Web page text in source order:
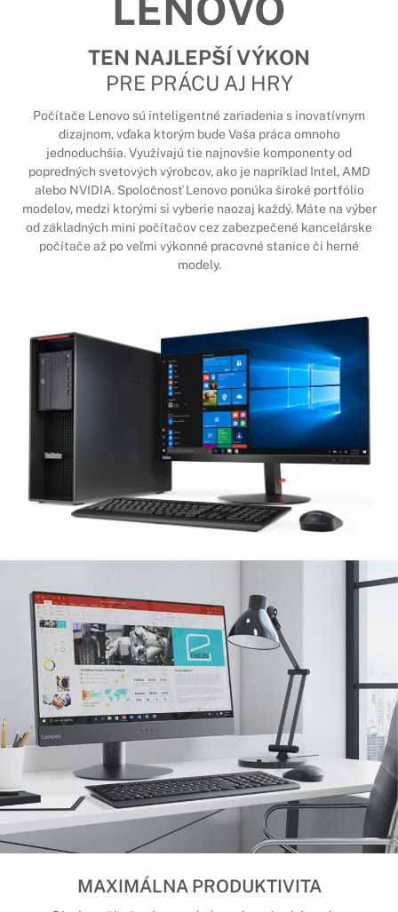
LENOVO
TEN NAJLEPŠÍ VÝKON
PRE PRÁCU AJ HRY
Počítače Lenovo sú inteligentné zariadenia s inovatívnym
dizajnom, vďaka ktorým bude Vaša práca omnoho
jednoduchšia. Využívajú tie najnovšie komponenty od
popredných svetových výrobcov, ako je napríklad Intel, AMD
alebo NVIDIA. Spoločnosť Lenovo ponúka široké portfólio
modelov, medzi ktorými si vyberie naozaj každý. Máte na výber
od základných mini počítačov cez zabezpečené kancelárske
počítače až po veľmi výkonné pracovné stanice či herné
modely.
MAXIMÁLNA PRODUKTIVITA